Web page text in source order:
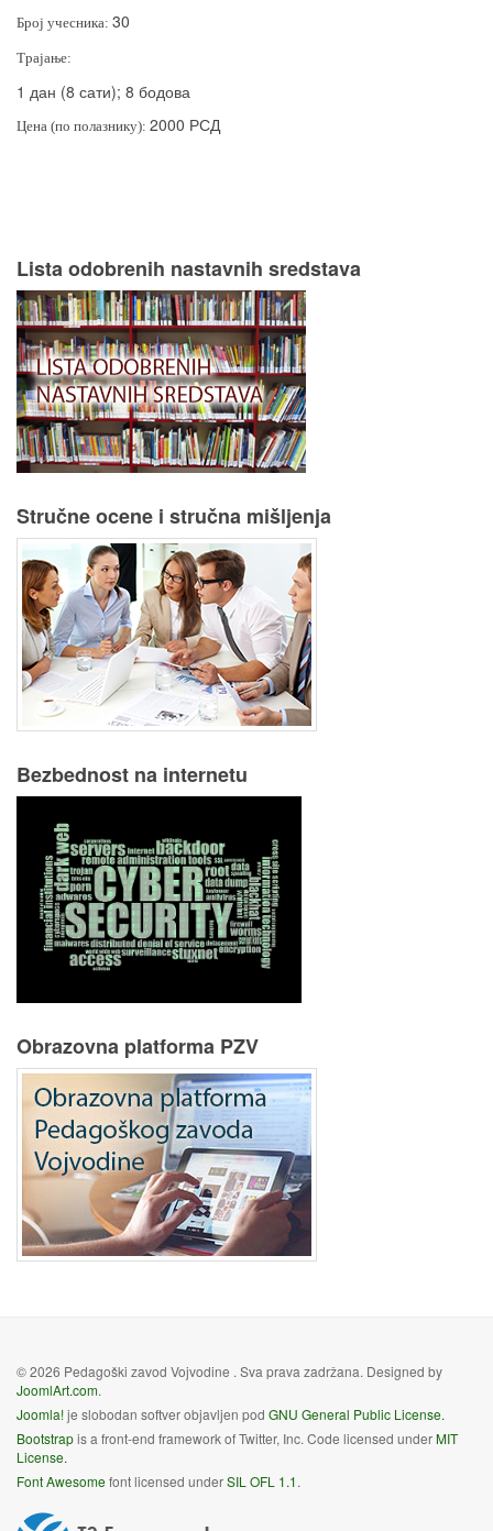
Број учесника: 30
Трајање:
1 дан (8 сати); 8 бодова
Цена (по полазнику): 2000 РСД
Lista odobrenih nastavnih sredstava
Stručne ocene i stručna mišljenja
Bezbednost na internetu
Obrazovna platforma PZV
© 2026 Pedagoški zavod Vojvodine . Sva prava zadržana. Designed by
JoomlArt.com.
Joomla!je slobodan softver objavljen pod GNU General Public License.
Bootstrapis a front-end framework of Twitter, Inc. Code licensed underMIT
License.
Font Awesomefont licensed underSIL OFL 1.1.